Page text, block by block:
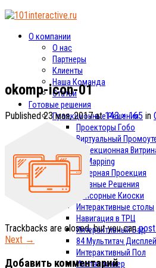
О компании
О нас
Партнеры
Клиенты
Наша Команда
Статьи
Готовые решения
Проекционные Решения
Проекторы Гобо
Виртуальный
Проекционная
3d Mapping
Лазерная Проекция
Интерактивные Решения
Сенсорные Киоски
Интерактивные столы
Навигация в ТРЦ
Интерактивный Бар
84 Мультитач
Интерактивный Пол
Инстапринтер
okomp-icon-01
Published23 мая, 2017at143 × 165 in
Trackbacks are closed, but you can
Next →
Добавить комментарий